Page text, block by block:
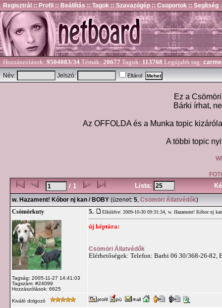
Regisztrál :: Profil :: Beállítás :: Tagok :: Szavazógép :: Csoportok :: Segítség
Hozzászólások: 9504083/34 Témák: 20677 Tagok: 113768 Legújabb tag:
Név:
Jelszó: Eltárol
Ez a
Bárki írhat,
Az OFFOLDA és a Munka topic
A többi topic
/ 1 Lista:
w. Hazament! Kóbor nj kan / BOBY (üzenet: 5, Csömöri Állatvédők)
Csömörkuty
Tagság: 2005-11-27 14:41:03
Tagszám: #24099
Hozzászólások: 6625
5. Elküldve: 2009-10-30 09:31:34, w. Hazament! Kóbor nj
új képtára:
Csömöri Állatvédők
Elérhetőségek: Telefon: Barbi 06 30/368-26-82,
Kiváló dolgozó